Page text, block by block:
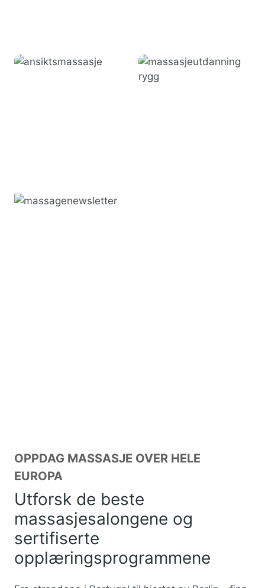
OPPDAG MASSASJE OVER HELE
EUROPA
Utforsk de beste
massasjesalongene og
sertifiserte
opplæringsprogrammene